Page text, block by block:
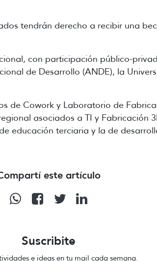
tendrán derecho a recibir una
con participación público-
de Desarrollo (ANDE), la
de Cowork y Laboratorio de
asociados a TI y Fabricación
educación terciaria y la de
este artículo
Suscribite
e ideas en tu mail cada semana.